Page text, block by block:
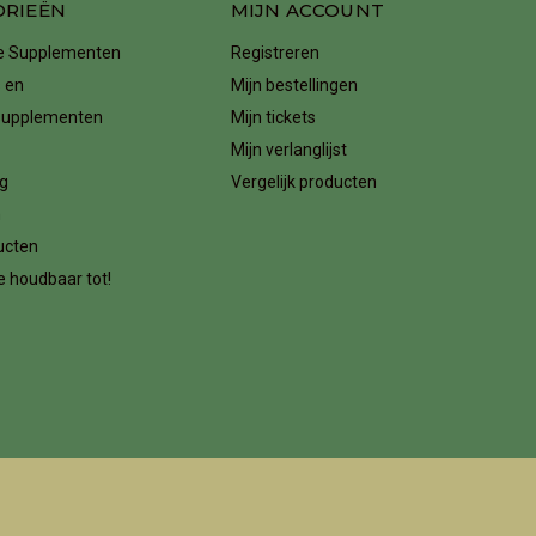
Supplementen
en
houdbaar tot!
MIJN ACCOUNT
Registreren
Mijn bestellingen
Mijn tickets
Mijn verlanglijst
Vergelijk producten